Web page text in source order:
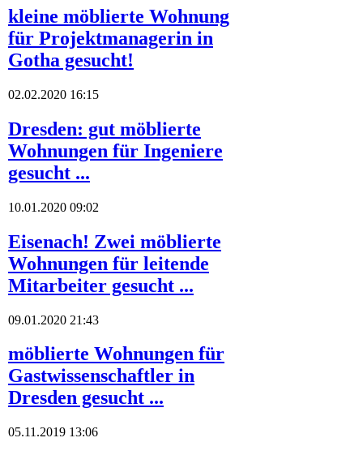
kleine möblierte Wohnung
für Projektmanagerin in
Gotha gesucht!
02.02.2020 16:15
Dresden: gut möblierte
Wohnungen für Ingeniere
gesucht ...
10.01.2020 09:02
Eisenach! Zwei möblierte
Wohnungen für leitende
Mitarbeiter gesucht ...
09.01.2020 21:43
möblierte Wohnungen für
Gastwissenschaftler in
Dresden gesucht ...
05.11.2019 13:06